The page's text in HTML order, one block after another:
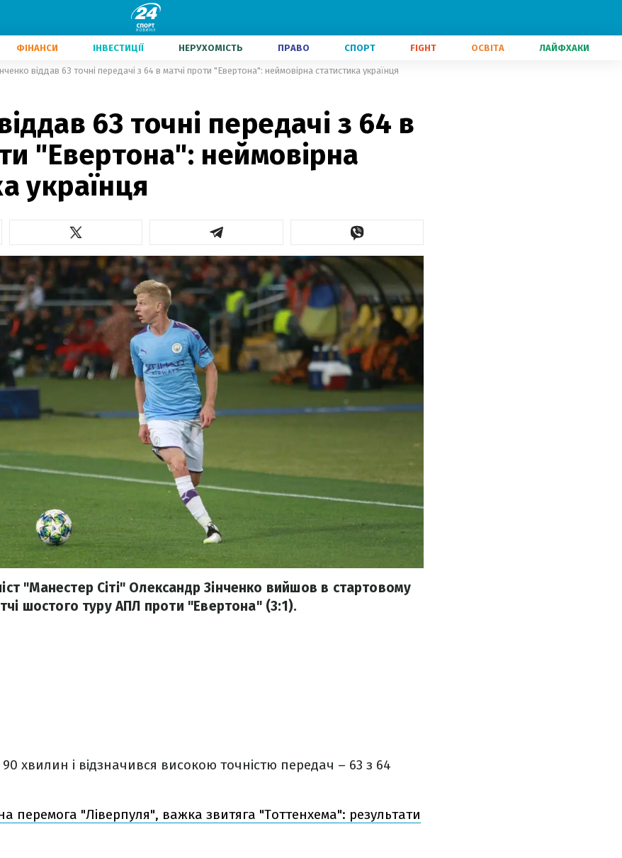
ФІНАНСИ ІНВЕСТИЦІЇ НЕРУХОМІСТЬ ПРАВО СПОРТ FIGHT ОСВІТА ЛАЙФХАКИ
віддав 63 точні передачі з 64 в матчі проти "Евертона": неймовірна статистика українця
63 точні передачі з 64 в
"Евертона": неймовірна
українця
"Манестер Сіті" Олександр Зінченко вийшов в стартовому
шостого туру АПЛ проти "Евертона" (3:1).
90 хвилин і відзначився високою точністю передач – 63 з 64
перемога "Ліверпуля", важка звитяга "Тоттенхема": результати